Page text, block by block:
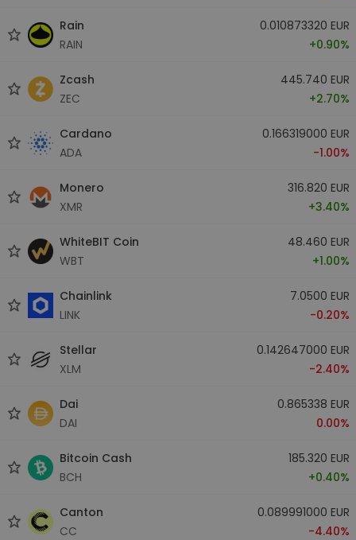
Rain
RAIN
0.010873320 EUR
+0.90%
Zcash
ZEC
445.740 EUR
+2.70%
Cardano
ADA
0.166319000 EUR
-1.00%
Monero
XMR
316.820 EUR
+3.40%
WhiteBIT Coin
WBT
48.460 EUR
+1.00%
Chainlink
LINK
7.0500 EUR
-0.20%
Stellar
XLM
0.142647000 EUR
-2.40%
Dai
DAI
0.865338 EUR
0.00%
Bitcoin Cash
BCH
185.320 EUR
+0.40%
Canton
CC
0.089991000 EUR
-4.40%